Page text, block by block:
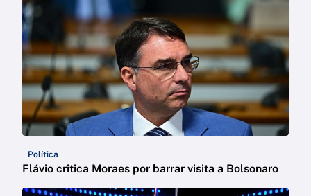
Política
Flávio critica Moraes por barrar visita a Bolsonaro